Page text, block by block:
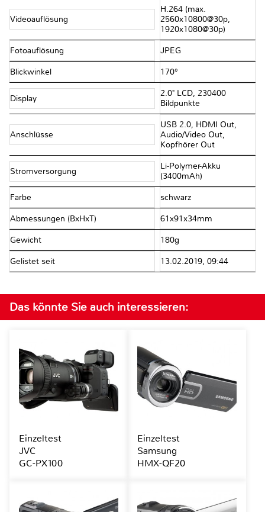
Videoauflösung
H.264 (max.
2560x10800@30p,
1920x1080@30p)
Fotoauflösung JPEG
Blickwinkel 170°
Display
2.0" LCD, 230400
Bildpunkte
Anschlüsse
USB 2.0, HDMI Out,
Audio/​Video Out,
Kopfhörer Out
Stromversorgung
Li-Polymer-Akku
(3400mAh)
Farbe schwarz
Abmessungen (BxHxT) 61x91x34mm
Gewicht 180g
Gelistet seit 13.02.2019, 09:44
Das könnte Sie auch interessieren:
Einzeltest
JVC
GC-PX100
Einzeltest
Samsung
HMX-QF20